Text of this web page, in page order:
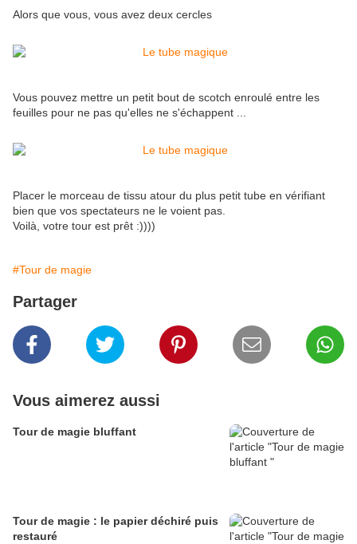
Alors que vous, vous avez deux cercles
Vous pouvez mettre un petit bout de scotch enroulé entre les
feuilles pour ne pas qu'elles ne s'échappent ...
Placer le morceau de tissu atour du plus petit tube en vérifiant
bien que vos spectateurs ne le voient pas.
Voilà, votre tour est prêt :))))
#Tour de magie
Partager
Vous aimerez aussi
Tour de magie bluffant
Tour de magie : le papier déchiré puis
restauré